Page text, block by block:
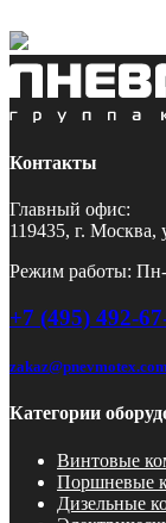
Контакты
Главный офис:
119435, г. Москва,
Режим работы:
+7 (495) 492-
Категории
Винтовые
Поршневые
Дизельные